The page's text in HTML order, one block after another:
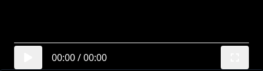
00:00/00:00